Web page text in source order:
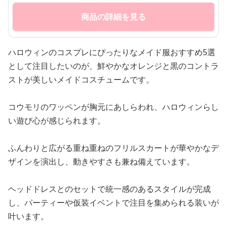
商品の詳細を見る
ハロウィンのコスプレにぴったりなメイド服おすすめ5選
として注目したいのが、鮮やかなオレンジと黒のコントラ
ストが美しいメイドコスチュームです。
コウモリのワッペンが胸元にあしらわれ、ハロウィンらし
い遊び心が感じられます。
ふんわりと広がる重ね重ねのフリルスカートが華やかなデ
ザインを演出し、動きやすさも兼ね備えています。
ヘッドドレスとのセットで統一感のあるスタイルが完成
し、パーティーや仮装イベントで注目を集められる装いが
叶います。